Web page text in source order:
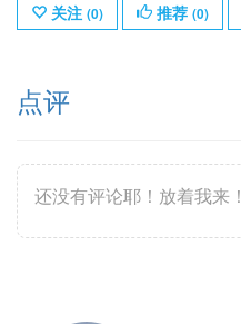
关注 (0) 推荐 (0)
点评
还没有评论耶！放着我来！